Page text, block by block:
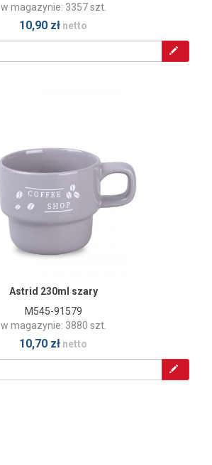
w magazynie: 3357 szt.
10,90 zł netto
Astrid 230ml szary
M545-91579
w magazynie: 3880 szt.
10,70 zł netto